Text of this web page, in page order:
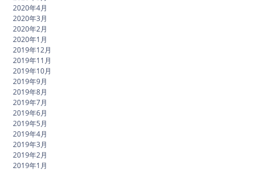
2020年4月
2020年3月
2020年2月
2020年1月
2019年12月
2019年11月
2019年10月
2019年9月
2019年8月
2019年7月
2019年6月
2019年5月
2019年4月
2019年3月
2019年2月
2019年1月